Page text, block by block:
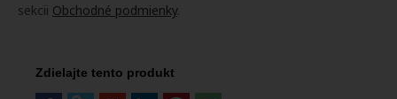
sekcii Obchodné podmienky.
Zdielajte tento produkt